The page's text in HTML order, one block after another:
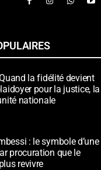
la fidélité devient
pour la justice, la
nationale
: le symbole d’une
procuration que le
revivre